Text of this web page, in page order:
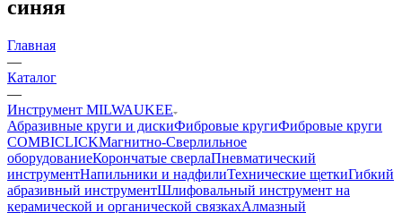
синяя
Главная
—
Каталог
—
Инструмент MILWAUKEE
Абразивные круги и дискиФибровые кругиФибровые круги
COMBICLICKМагнитно-Сверлильное
оборудованиеКорончатые сверлаПневматический
инструментНапильники и надфилиТехнические щеткиГибкий
абразивный инструментШлифовальный инструмент на
керамической и органической связкахАлмазный